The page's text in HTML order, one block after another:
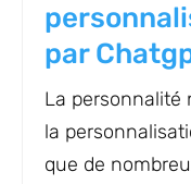
par
La personnalité
la
que de